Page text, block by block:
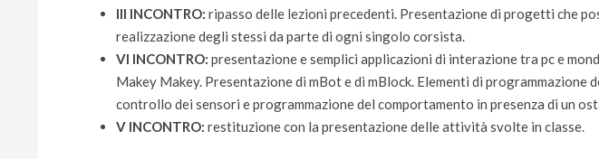
III INCONTRO:ripasso delle lezioni precedenti. Presentazione di progetti che
realizzazione degli stessi da parte di ogni singolo corsista.
VI INCONTRO:presentazione e semplici applicazioni di interazione tra pc e
Makey Makey. Presentazione di mBot e di mBlock. Elementi di programmazione
controllo dei sensori e programmazione del comportamento in presenza di un
V INCONTRO:restituzione con la presentazione delle attività svolte in classe.